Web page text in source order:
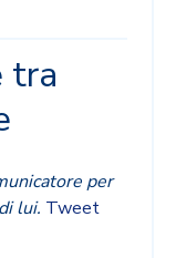
tra
per
lui. Tweet